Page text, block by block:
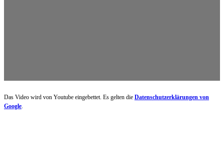
Das Video wird von Youtube eingebettet. Es gelten die Datenschutzerklärungen von
Google.